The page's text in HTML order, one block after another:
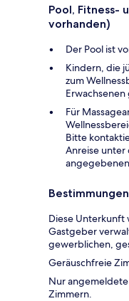
Pool, Fitness-
vorhanden)
Der Pool ist
Kindern, die
zum
Für
Bitte
Anreise
Bestimmungen
Diese Unterkunft
Gastgeber
gewerblichen,
Geräuschfreie
Nur
Zimmern.